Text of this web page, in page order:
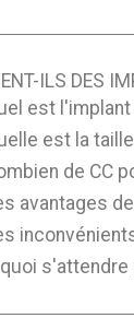
ILS DES
est
est la
de CC
avantages
s'attendre